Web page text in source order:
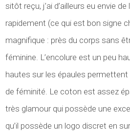
sitôt reçu, j’ai d’ailleurs eu envie
rapidement (ce qui est bon signe
magnifique : près du corps sans
féminine. L’encolure est un peu
hautes sur les épaules permettent
de féminité. Le coton est assez
très glamour qui possède une
qu’il possède un logo discret en